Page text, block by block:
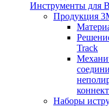
Инструменты для
Продукция
Track
Наборы